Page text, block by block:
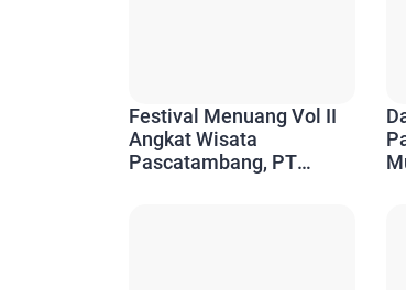
Festival Menuang Vol II
Angkat Wisata
Pascatambang, PT